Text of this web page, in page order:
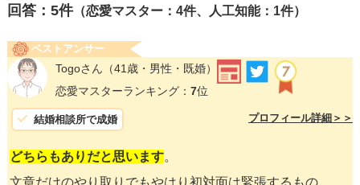
回答： 5件（恋愛マスター：4件、人工知能：1件）
ベストアンサー
Togoさん （41歳・男性・既婚）
恋愛マスターランキング： 7位
結婚相談所で成婚 プロフィール詳細＞＞
どちらもありだと思います。
文章だけのやり取りでもやはり初対面は緊張するもの。